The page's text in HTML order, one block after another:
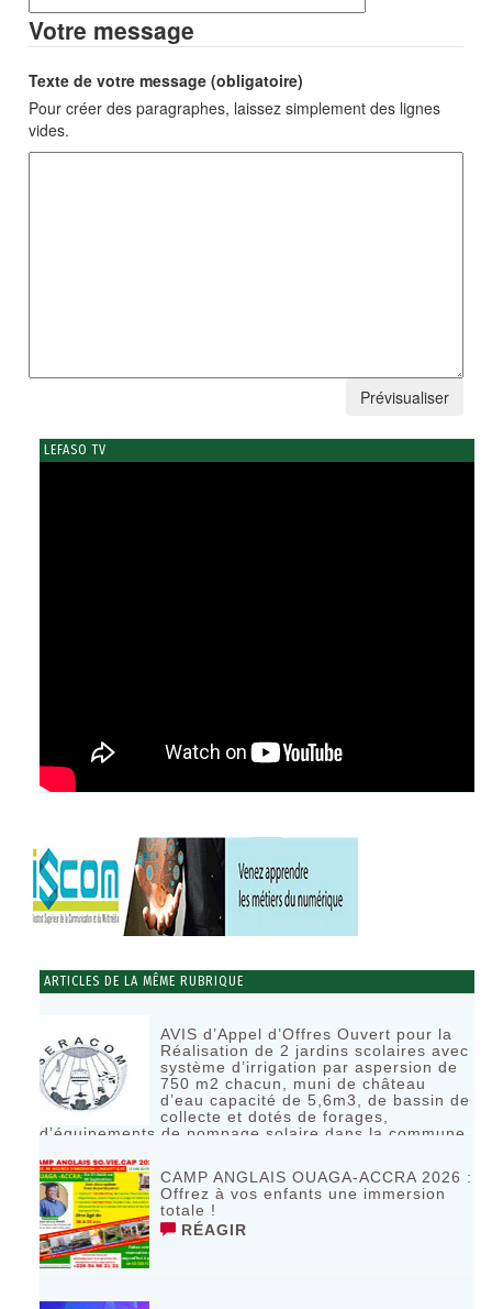
Votre message
Texte de votre message (obligatoire)
Pour créer des paragraphes, laissez simplement des lignes
vides.
LEFASO TV
ARTICLES DE LA MÊME RUBRIQUE
AVIS d’Appel d’Offres Ouvert pour la
Réalisation de 2 jardins scolaires avec
système d’irrigation par aspersion de
750 m2 chacun, muni de château
d’eau capacité de 5,6m3, de bassin de
collecte et dotés de forages,
d’équipements de pompage solaire dans la commune
RÉAGIR
CAMP ANGLAIS OUAGA-ACCRA 2026 :
Offrez à vos enfants une immersion
totale !
RÉAGIR